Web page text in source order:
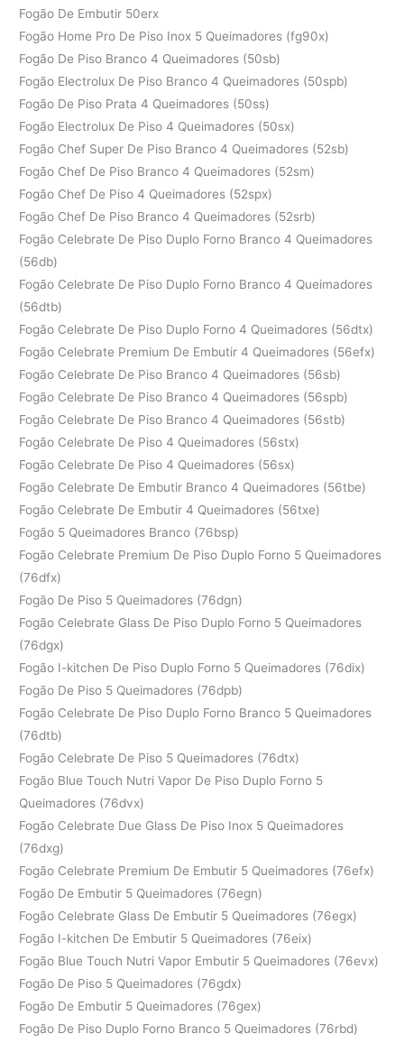
Fogão De Embutir 50erx
Fogão Home Pro De Piso Inox 5 Queimadores (fg90x)
Fogão De Piso Branco 4 Queimadores (50sb)
Fogão Electrolux De Piso Branco 4 Queimadores (50spb)
Fogão De Piso Prata 4 Queimadores (50ss)
Fogão Electrolux De Piso 4 Queimadores (50sx)
Fogão Chef Super De Piso Branco 4 Queimadores (52sb)
Fogão Chef De Piso Branco 4 Queimadores (52sm)
Fogão Chef De Piso 4 Queimadores (52spx)
Fogão Chef De Piso Branco 4 Queimadores (52srb)
Fogão Celebrate De Piso Duplo Forno Branco 4 Queimadores
(56db)
Fogão Celebrate De Piso Duplo Forno Branco 4 Queimadores
(56dtb)
Fogão Celebrate De Piso Duplo Forno 4 Queimadores (56dtx)
Fogão Celebrate Premium De Embutir 4 Queimadores (56efx)
Fogão Celebrate De Piso Branco 4 Queimadores (56sb)
Fogão Celebrate De Piso Branco 4 Queimadores (56spb)
Fogão Celebrate De Piso Branco 4 Queimadores (56stb)
Fogão Celebrate De Piso 4 Queimadores (56stx)
Fogão Celebrate De Piso 4 Queimadores (56sx)
Fogão Celebrate De Embutir Branco 4 Queimadores (56tbe)
Fogão Celebrate De Embutir 4 Queimadores (56txe)
Fogão 5 Queimadores Branco (76bsp)
Fogão Celebrate Premium De Piso Duplo Forno 5 Queimadores
(76dfx)
Fogão De Piso 5 Queimadores (76dgn)
Fogão Celebrate Glass De Piso Duplo Forno 5 Queimadores
(76dgx)
Fogão I-kitchen De Piso Duplo Forno 5 Queimadores (76dix)
Fogão De Piso 5 Queimadores (76dpb)
Fogão Celebrate De Piso Duplo Forno Branco 5 Queimadores
(76dtb)
Fogão Celebrate De Piso 5 Queimadores (76dtx)
Fogão Blue Touch Nutri Vapor De Piso Duplo Forno 5
Queimadores (76dvx)
Fogão Celebrate Due Glass De Piso Inox 5 Queimadores
(76dxg)
Fogão Celebrate Premium De Embutir 5 Queimadores (76efx)
Fogão De Embutir 5 Queimadores (76egn)
Fogão Celebrate Glass De Embutir 5 Queimadores (76egx)
Fogão I-kitchen De Embutir 5 Queimadores (76eix)
Fogão Blue Touch Nutri Vapor Embutir 5 Queimadores (76evx)
Fogão De Piso 5 Queimadores (76gdx)
Fogão De Embutir 5 Queimadores (76gex)
Fogão De Piso Duplo Forno Branco 5 Queimadores (76rbd)